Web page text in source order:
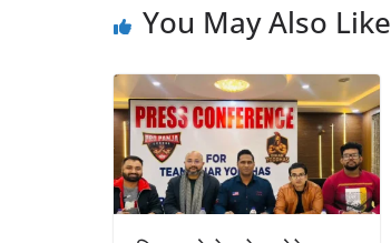
You May Also Like